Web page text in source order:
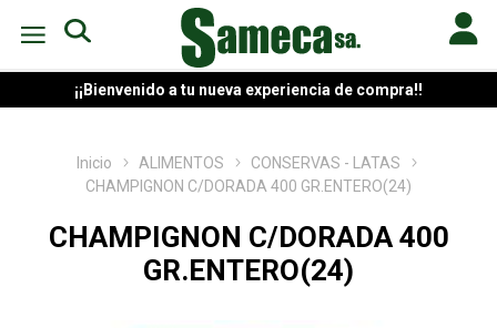
¡¡Bienvenido a tu nueva experiencia de compra!!
Inicio ALIMENTOS
CONSERVAS - LATAS
CHAMPIGNON C/DORADA 400 GR.ENTERO(24)
CHAMPIGNON C/DORADA 400
GR.ENTERO(24)